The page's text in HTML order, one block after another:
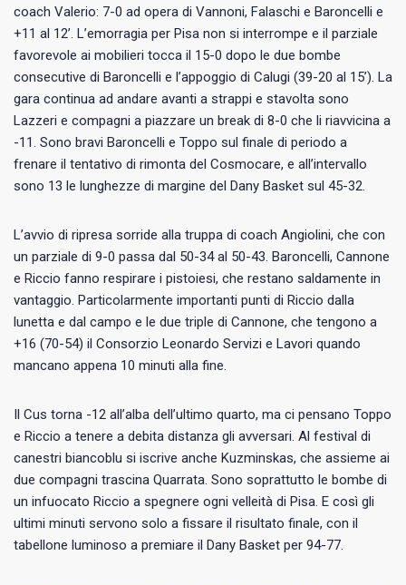
coach Valerio: 7-0 ad opera di Vannoni, Falaschi e Baroncelli e
+11 al 12’. L’emorragia per Pisa non si interrompe e il parziale
favorevole ai mobilieri tocca il 15-0 dopo le due bombe
consecutive di Baroncelli e l’appoggio di Calugi (39-20 al 15’). La
gara continua ad andare avanti a strappi e stavolta sono
Lazzeri e compagni a piazzare un break di 8-0 che li riavvicina a
-11. Sono bravi Baroncelli e Toppo sul finale di periodo a
frenare il tentativo di rimonta del Cosmocare, e all’intervallo
sono 13 le lunghezze di margine del Dany Basket sul 45-32.
L’avvio di ripresa sorride alla truppa di coach Angiolini, che con
un parziale di 9-0 passa dal 50-34 al 50-43. Baroncelli, Cannone
e Riccio fanno respirare i pistoiesi, che restano saldamente in
vantaggio. Particolarmente importanti punti di Riccio dalla
lunetta e dal campo e le due triple di Cannone, che tengono a
+16 (70-54) il Consorzio Leonardo Servizi e Lavori quando
mancano appena 10 minuti alla fine.
Il Cus torna -12 all’alba dell’ultimo quarto, ma ci pensano Toppo
e Riccio a tenere a debita distanza gli avversari. Al festival di
canestri biancoblu si iscrive anche Kuzminskas, che assieme ai
due compagni trascina Quarrata. Sono soprattutto le bombe di
un infuocato Riccio a spegnere ogni velleità di Pisa. E così gli
ultimi minuti servono solo a fissare il risultato finale, con il
tabellone luminoso a premiare il Dany Basket per 94-77.